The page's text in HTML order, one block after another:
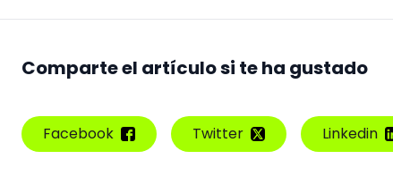
Comparte el artículo si te ha gustado
Facebook Twitter Linkedin